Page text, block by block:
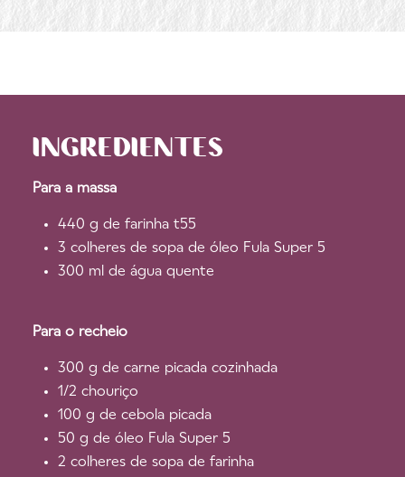
INGREDIENTES
Para a massa
440 g de farinha t55
3 colheres de sopa de óleo Fula Super 5
300 ml de água quente
Para o recheio
300 g de carne picada cozinhada
1/2 chouriço
100 g de cebola picada
50 g de óleo Fula Super 5
2 colheres de sopa de farinha